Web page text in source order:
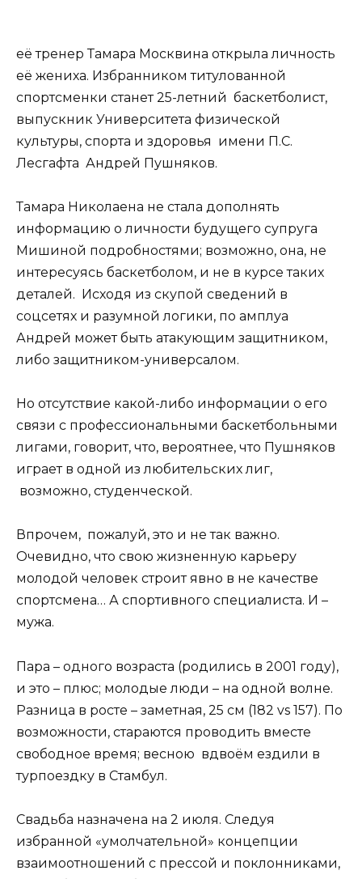
её тренер Тамара Москвина открыла личность
её жениха. Избранником титулованной
спортсменки станет 25-летний баскетболист,
выпускник Университета физической
культуры, спорта и здоровья имени П.С.
Лесгафта Андрей Пушняков.
Тамара Николаена не стала дополнять
информацию о личности будущего супруга
Мишиной подробностями; возможно, она, не
интересуясь баскетболом, и не в курсе таких
деталей. Исходя из скупой сведений в
соцсетях и разумной логики, по амплуа
Андрей может быть атакующим защитником,
либо защитником-универсалом.
Но отсутствие какой-либо информации о его
связи с профессиональными баскетбольными
лигами, говорит, что, вероятнее, что Пушняков
играет в одной из любительских лиг,
возможно, студенческой.
Впрочем, пожалуй, это и не так важно.
Очевидно, что свою жизненную карьеру
молодой человек строит явно в не качестве
спортсмена… А спортивного специалиста. И –
мужа.
Пара – одного возраста (родились в 2001 году),
и это – плюс; молодые люди – на одной волне.
Разница в росте – заметная, 25 см (182 vs 157). По
возможности, стараются проводить вместе
свободное время; весною вдвоём ездили в
турпоездку в Стамбул.
Свадьба назначена на 2 июля. Следуя
избранной «умолчательной» концепции
взаимоотношений с прессой и поклонниками,